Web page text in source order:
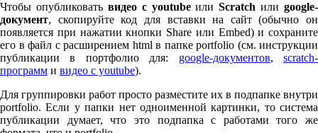
Чтобы опубликовать видео с youtubeилиScratch или google-
документ, скопируйте код для вставки на сайт (обычно он
появляется при нажатии кнопки Share или Embed) и сохраните
его в файл с расширением html в папке port­fo­lio (см. инструкции
публикации в портфолио для: google-документов,scratch-
программ и видео с youtube).
Для группировки работ просто разместите их в подпапке внутри
port­fo­lio. Если у папки нет одноименной картинки, то система
публикации думает, что это подпапка с работами того же